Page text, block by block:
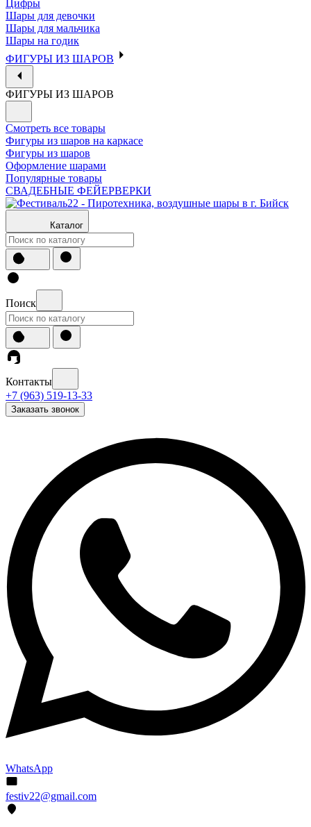
Цифры
Шары для девочки
Шары для мальчика
Шары на годик
ФИГУРЫ ИЗ ШАРОВ
ФИГУРЫ ИЗ ШАРОВ
Смотреть все товары
Фигуры из шаров на каркасе
Фигуры из шаров
Оформление шарами
Популярные товары
СВАДЕБНЫЕ ФЕЙЕРВЕРКИ
Каталог
Поиск
Контакты
+7 (963) 519-13-33
Заказать звонок
WhatsApp
festiv22@gmail.com